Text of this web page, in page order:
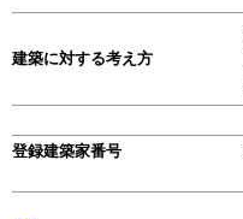
建築に対する考え方
登録建築家番号